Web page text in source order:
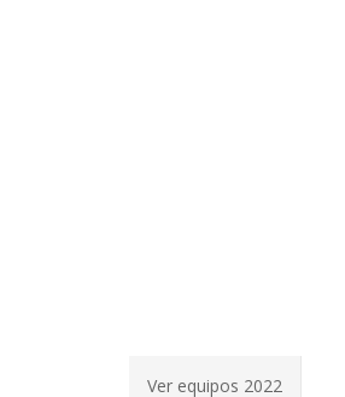
Ver equipos 2022